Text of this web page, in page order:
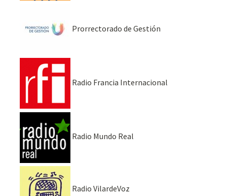
Prorrectorado de Gestión
Radio Francia Internacional
Radio Mundo Real
Radio VilardeVoz